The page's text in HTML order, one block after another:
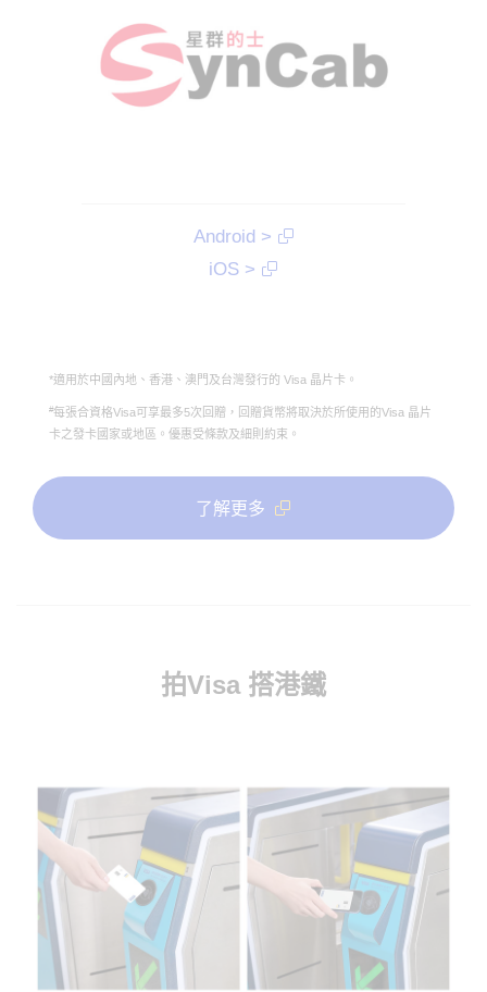
Android >
iOS >
*適用於中國內地、香港、澳門及台灣發行的 Visa 晶片卡。
#每張合資格Visa可享最多5次回贈，回贈貨幣將取決於所使用的Visa 晶片
卡之發卡國家或地區。優惠受條款及細則約束。
了解更多
拍Visa 搭港鐵